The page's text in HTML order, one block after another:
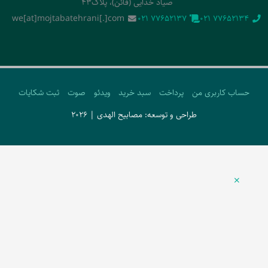
صیاد خدایی (قائن)، پلاک43
‭021 77652134‬
‭021 77652137‬
we[at]mojtabatehrani[.]com
حساب کاربری من پرداخت سبد خرید ویدئو صوت
ثبت شکایات
طراحی و توسعه: مصابیح الهدی | 2026